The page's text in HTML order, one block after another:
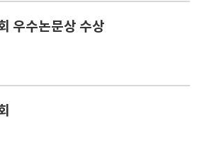
우수논문상 수상